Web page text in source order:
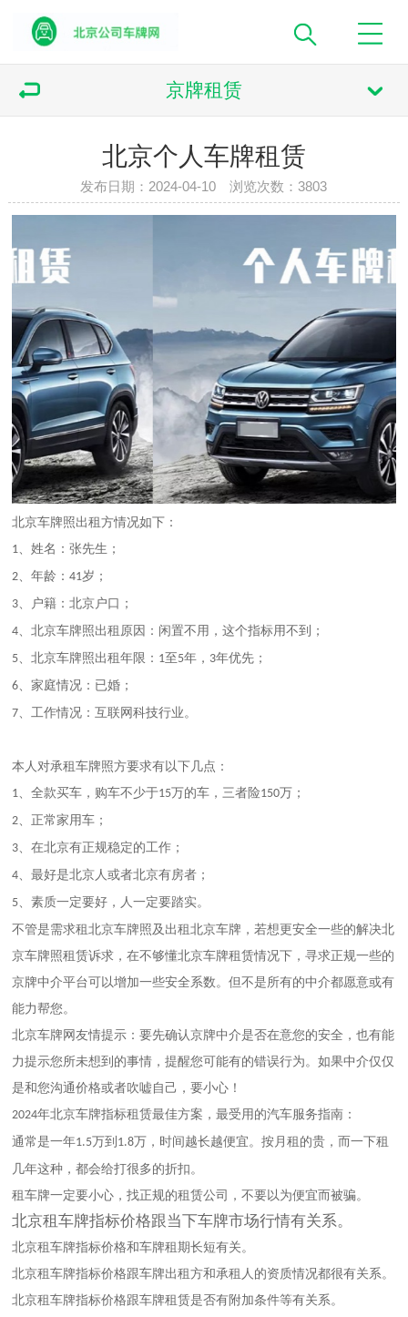
京牌租赁
北京个人车牌租赁
发布日期：2024-04-10 浏览次数：3803
北京车牌照出租方情况如下：
1 、姓名：张先生；
2 、年龄：41岁；
3 、户籍：北京 户口；
4 、北京车牌照出租原因：闲置不用，这个指标用不到；
5 、北京车牌照出租年限： 1至 5年， 3年优先；
6 、家庭情况：已婚；
7 、工作情况：互联网科技行业。
本人对承租车牌照方要求有以下几点：
1 、全款买车，购车不少于15万的车，三者险150万；
2 、正常家用车；
3 、在北京有正规稳定的工作；
4 、最好是北京 人或者北京有房者；
5 、素质一定要好，人一定要踏实。
不管是需求租北京车牌照及出租北京车牌，若想更安全一些的解决北
京车牌照租赁诉求，在不够懂北京车牌租赁情况下，寻求正规一些的
京牌中介平台可以增加一些安全系数。但不是所有的中介都愿意或有
能力帮您。
北京车牌网友情提示：要先确认京牌中介是否在意您的安全，也有能
力提示您所未想到的事情，提醒您可能有的错误行为。如果中介仅仅
是和您沟通价格或者吹嘘自己，要小心！
2024年北京车牌指标租赁最佳方案，最受用的汽车服务指南：
通常是一年1.5万到 1.8万，时间越长越便宜。按月租的贵，而一下租
几年这种，都会给打很多的折扣。
租车牌一定要小心，找正规的租赁公司，不要以为便宜而被骗。
北京租车牌指标价格跟当下车牌市场行情有关系。
北京租车牌指标价格和车牌租期长短有关。
北京租车牌指标价格跟车牌出租方和承租人的资质情况都很有关系。
北京租车牌指标价格跟车牌租赁是否有附加条件等有关系。